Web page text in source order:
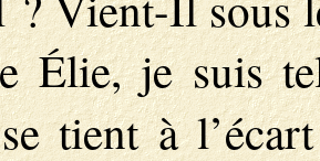
Élie, je suis
tient à